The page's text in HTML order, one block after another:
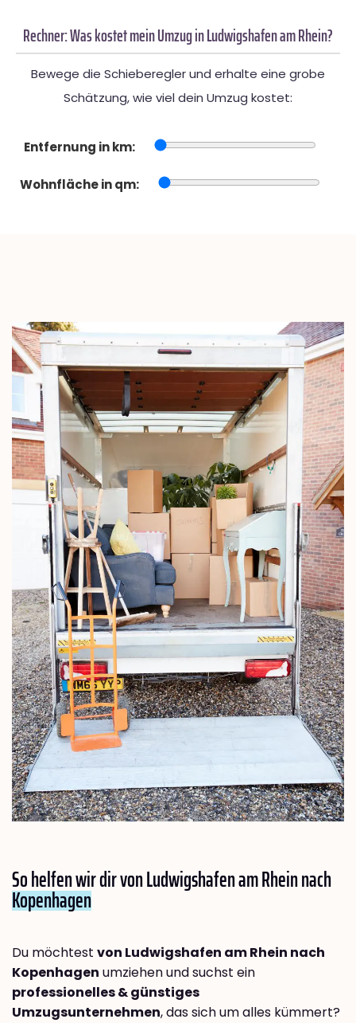
Rechner: Was kostet mein Umzug in Ludwigshafen am Rhein?
Bewege die Schieberegler und erhalte eine grobe
Schätzung, wie viel dein Umzug kostet:
Entfernung in km:
Wohnfläche in qm:
So helfen wir dir von Ludwigshafen am Rhein nach
Kopenhagen
Du möchtest von Ludwigshafen am Rhein nach
Kopenhagen umziehen und suchst ein
professionelles & günstiges
Umzugsunternehmen, das sich um alles kümmert?